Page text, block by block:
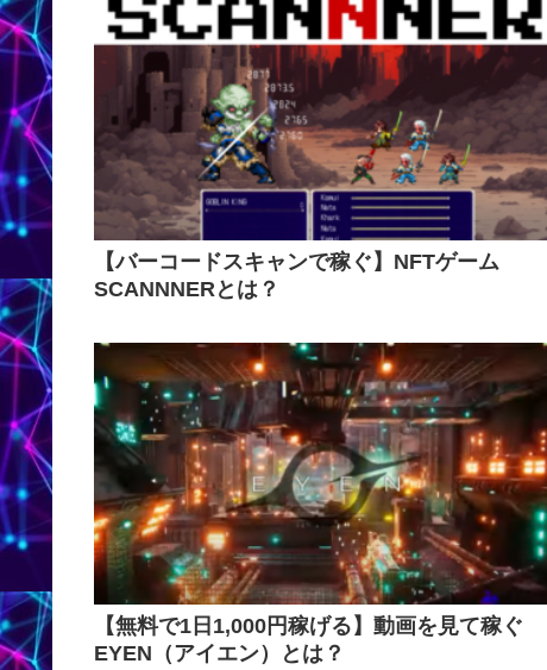
【バーコードスキャンで稼ぐ】NFTゲーム
SCANNNERとは？
【無料で1日1,000円稼げる】動画を見て稼ぐ
EYEN（アイエン）とは？